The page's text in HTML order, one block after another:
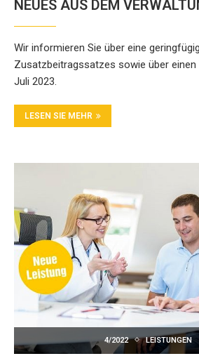
NEUES AUS DEM
Wir informieren Sie über eine
Zusatzbeitragssatzes sowie über
Juli 2023.
LESEN SIE MEHR
4/2022 LEISTUNGEN